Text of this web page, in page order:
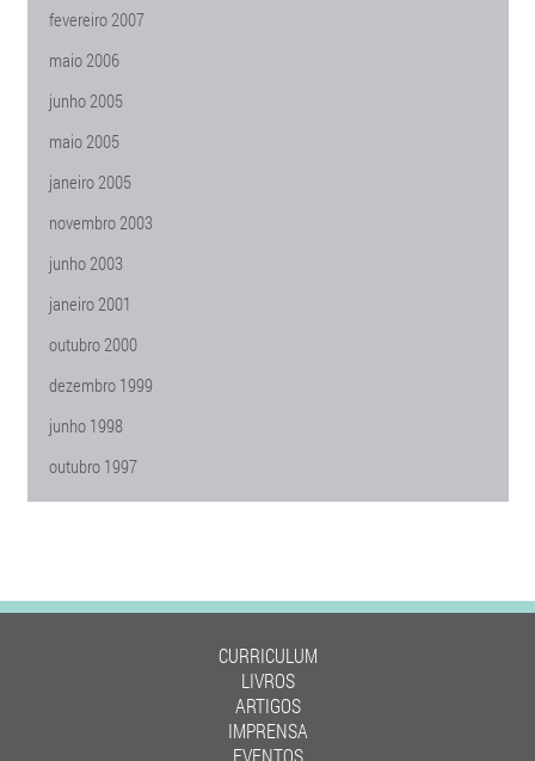
fevereiro 2007
maio 2006
junho 2005
maio 2005
janeiro 2005
novembro 2003
junho 2003
janeiro 2001
outubro 2000
dezembro 1999
junho 1998
outubro 1997
CURRICULUM
LIVROS
ARTIGOS
IMPRENSA
EVENTOS